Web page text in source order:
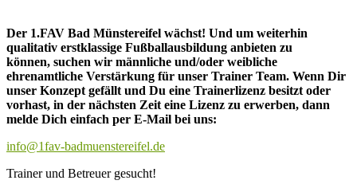
Der 1.FAV Bad Münstereifel wächst! Und um weiterhin
qualitativ erstklassige Fußballausbildung anbieten zu
können, suchen wir männliche und/oder weibliche
ehrenamtliche Verstärkung für unser Trainer Team. Wenn Dir
unser Konzept gefällt und Du eine Trainerlizenz besitzt oder
vorhast, in der nächsten Zeit eine Lizenz zu erwerben, dann
melde Dich einfach per E-Mail bei uns:
info@1fav-badmuenstereifel.de
Trainer und Betreuer gesucht!